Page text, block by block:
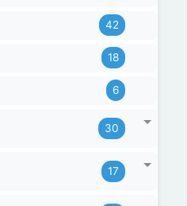
42
18
6
30
17